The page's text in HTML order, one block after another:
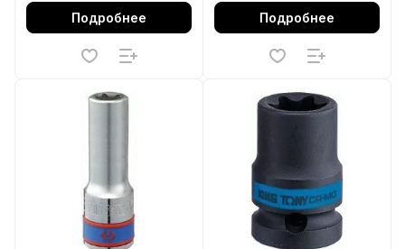
Подробнее Подробнее